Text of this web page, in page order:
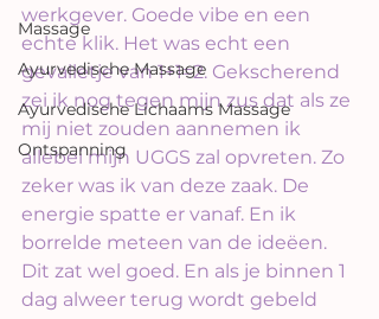
Massage
Ayurvedische Massage
Ayurvedische Lichaams Massage
Ontspanning
werkgever. Goede vibe en een
echte klik. Het was echt een
gevalletje van 1+1=2. Gekscherend
zei ik nog tegen mijn zus dat als ze
mij niet zouden aannemen ik
allebei mijn UGGS zal opvreten. Zo
zeker was ik van deze zaak. De
energie spatte er vanaf. En ik
borrelde meteen van de ideëen.
Dit zat wel goed. En als je binnen 1
dag alweer terug wordt gebeld